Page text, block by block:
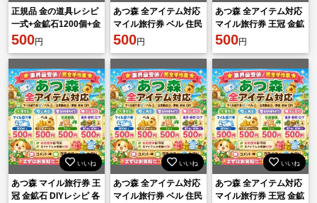
正規品 金の道具レシピ
一式+金鉱石1200個+金
の道具一式
500円
あつ森 全アイテム対応
マイル旅行券 ベル 住民
勧誘 家具 素材 DIY 即対
500円
あつ森 全アイテム対応
マイル旅行券 王冠 金鉱
石 DIYレシピ 各種素材
500円
いいね
あつ森 マイル旅行券 王
冠 金鉱石 DIYレシピ 各
いいね
あつ森 全アイテム対応
マイル旅行券 ベル 住民
いいね
あつ森 全アイテム対応
マイル旅行券 王冠 金鉱